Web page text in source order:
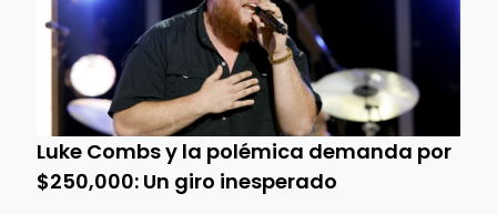
Luke Combs y la polémica demanda por
$250,000: Un giro inesperado